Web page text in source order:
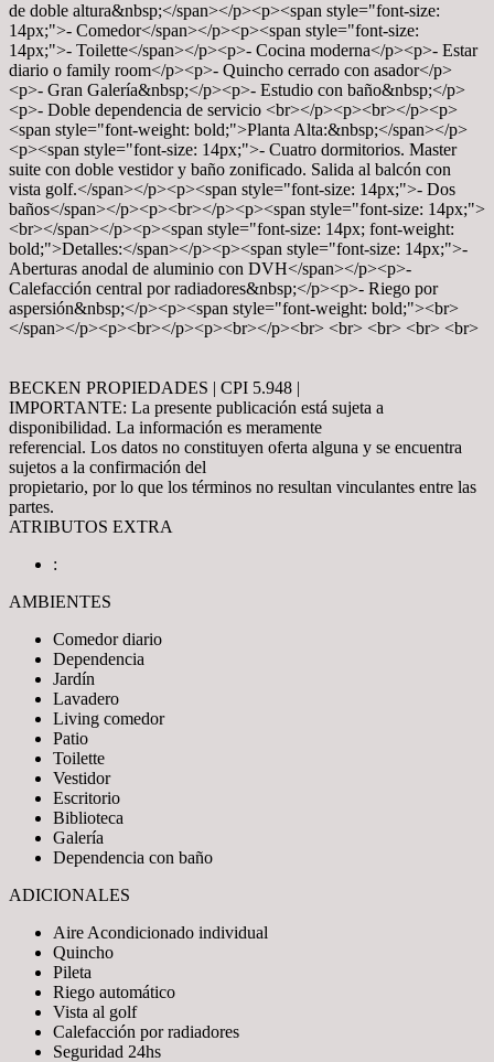
de doble altura&nbsp;</span></p><p><span style="font-size:
14px;">- Comedor</span></p><p><span style="font-size:
14px;">- Toilette</span></p><p>- Cocina moderna</p><p>- Estar
diario o family room</p><p>- Quincho cerrado con asador</p>
<p>- Gran Galería&nbsp;</p><p>- Estudio con baño&nbsp;</p>
<p>- Doble dependencia de servicio <br></p><p><br></p><p>
<span style="font-weight: bold;">Planta Alta:&nbsp;</span></p>
<p><span style="font-size: 14px;">- Cuatro dormitorios. Master
suite con doble vestidor y baño zonificado. Salida al balcón con
vista golf.</span></p><p><span style="font-size: 14px;">- Dos
baños</span></p><p><br></p><p><span style="font-size: 14px;">
<br></span></p><p><span style="font-size: 14px; font-weight:
bold;">Detalles:</span></p><p><span style="font-size: 14px;">-
Aberturas anodal de aluminio con DVH</span></p><p>-
Calefacción central por radiadores&nbsp;</p><p>- Riego por
aspersión&nbsp;</p><p><span style="font-weight: bold;"><br>
</span></p><p><br></p><p><br></p><br> <br> <br> <br> <br>
BECKEN PROPIEDADES | CPI 5.948 |
IMPORTANTE: La presente publicación está sujeta a
disponibilidad. La información es meramente
referencial. Los datos no constituyen oferta alguna y se encuentra
sujetos a la confirmación del
propietario, por lo que los términos no resultan vinculantes entre las
partes.
ATRIBUTOS EXTRA
:
AMBIENTES
Comedor diario
Dependencia
Jardín
Lavadero
Living comedor
Patio
Toilette
Vestidor
Escritorio
Biblioteca
Galería
Dependencia con baño
ADICIONALES
Aire Acondicionado individual
Quincho
Pileta
Riego automático
Vista al golf
Calefacción por radiadores
Seguridad 24hs